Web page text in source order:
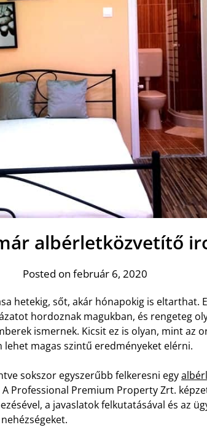
albérletközvetítő
Posted on február 6, 2020
hetekig, sőt, akár hónapokig is eltarthat.
hordoznak magukban, és rengeteg
ismernek. Kicsit ez is olyan, mint az
magas szintű eredményeket elérni.
sokszor egyszerűbb felkeresni egy
Professional Premium Property Zrt.
a javaslatok felkutatásával és az